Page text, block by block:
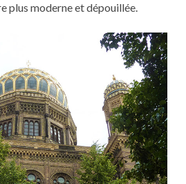
plus moderne et dépouillée.